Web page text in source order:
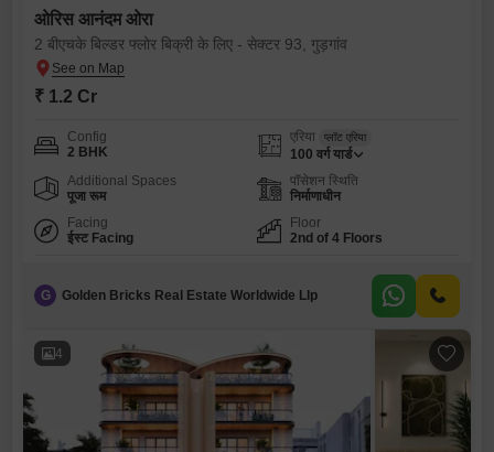
ओरिस आनंदम ओरा
2 बीएचके बिल्डर फ्लोर बिक्री के लिए - सेक्टर 93, गुड़गांव
₹ 1.2 Cr
Config
2 BHK
एरिया प्लॉट एरिया
100 वर्ग यार्ड
Additional Spaces
पूजा रूम
पॉसेशन स्थिति
निर्माणाधीन
Facing
ईस्ट Facing
Floor
2nd of 4 Floors
G Golden Bricks Real Estate Worldwide Llp
4